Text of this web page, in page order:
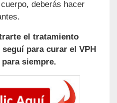
deberás hacer
el tratamiento
para curar el VPH
siempre.